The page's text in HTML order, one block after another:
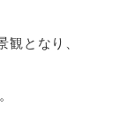
となり、